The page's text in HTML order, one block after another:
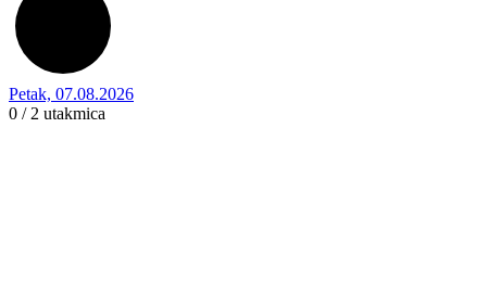
Petak, 07.08.2026
0 / 2 utakmica